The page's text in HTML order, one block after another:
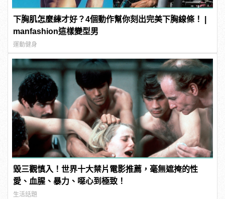
下胸肌怎麼練才好？4個動作幫你刻出完美下胸線條！ |
manfashion這樣變型男
運動健身
毀三觀慎入！世界十大禁片電影推薦，毫無遮掩的性
愛、血腥、暴力、噁心到極致！
生活話題